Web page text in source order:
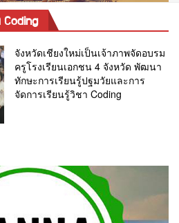
Coding
จังหวัดเชียงใหม่เป็นเจ้าภาพจัดอบรม
ครูโรงเรียนเอกชน 4 จังหวัด พัฒนา
ทักษะการเรียนรู้ปฐมวัยและการ
จัดการเรียนรู้วิชา Coding